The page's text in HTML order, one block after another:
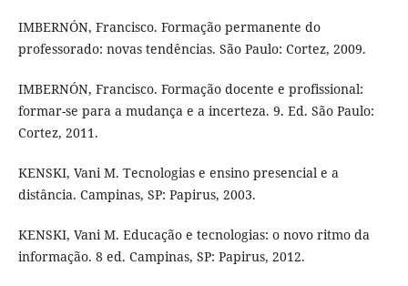
IMBERNÓN, Francisco. Formação permanente do
professorado: novas tendências. São Paulo: Cortez, 2009.
IMBERNÓN, Francisco. Formação docente e profissional:
formar-se para a mudança e a incerteza. 9. Ed. São Paulo:
Cortez, 2011.
KENSKI, Vani M. Tecnologias e ensino presencial e a
distância. Campinas, SP: Papirus, 2003.
KENSKI, Vani M. Educação e tecnologias: o novo ritmo da
informação. 8 ed. Campinas, SP: Papirus, 2012.